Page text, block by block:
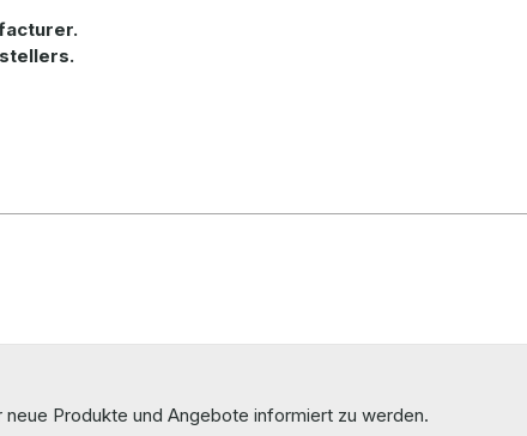
Produkte und Angebote informiert zu werden.